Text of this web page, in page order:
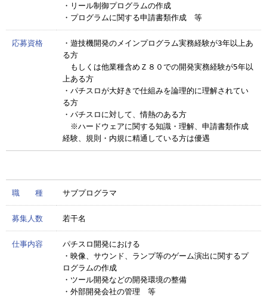
・リール制御プログラムの作成
・プログラムに関する申請書類作成 等
応募資格
・遊技機開発のメインプログラム実務経験が3年以上あ
る方
もしくは他業種含めＺ８０での開発実務経験が5年以
上ある方
・パチスロが大好きで仕組みを論理的に理解されてい
る方
・パチスロに対して、情熱のある方
※ハードウェアに関する知識・理解、申請書類作成
経験、規則・内規に精通している方は優遇
職 種 サブプログラマ
募集人数 若干名
仕事内容
パチスロ開発における
・映像、サウンド、ランプ等のゲーム演出に関するプ
ログラムの作成
・ツール開発などの開発環境の整備
・外部開発会社の管理 等